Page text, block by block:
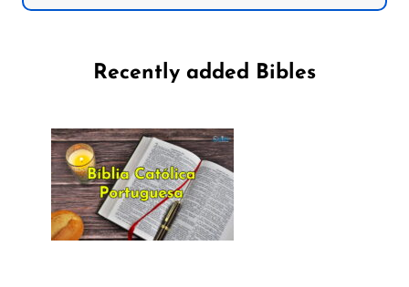
Recently added Bibles